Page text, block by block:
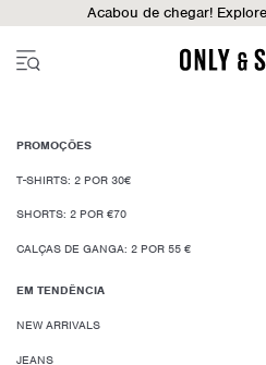
Acabou de chegar!
PROMOÇÕES
T-SHIRTS: 2 POR 30€
SHORTS: 2 POR €70
CALÇAS DE GANGA: 2 POR 55 €
EM TENDÊNCIA
NEW ARRIVALS
JEANS